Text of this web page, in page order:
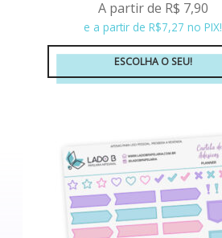
A partir de R$ 7,90
e a partir de R$7,27 no PIX!
ESCOLHA O SEU!
Este
várias
variantes.
As
opções
podem
ser